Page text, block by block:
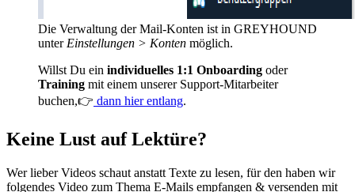
Die Verwaltung der Mail-Konten ist in GREYHOUND
unter Einstellungen > Konten möglich.
Willst Du ein individuelles 1:1 Onboarding oder
Training mit einem unserer Support-Mitarbeiter
buchen,👉 dann hier entlang.
Keine Lust auf Lektüre?
Wer lieber Videos schaut anstatt Texte zu lesen, für den haben wir
folgendes Video zum Thema E-Mails empfangen & versenden mit